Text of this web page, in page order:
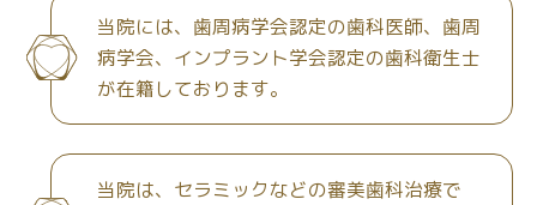
当院には、歯周病学会認定の歯科医師、歯周
病学会、インプラント学会認定の歯科衛生士
が在籍しております。
当院は、セラミックなどの審美歯科治療で